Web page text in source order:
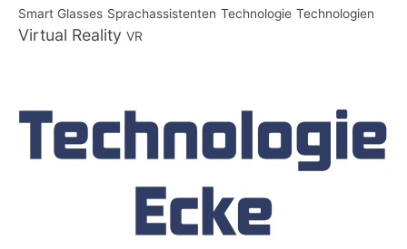
Smart Glasses Sprachassistenten Technologie Technologien
Virtual Reality VR